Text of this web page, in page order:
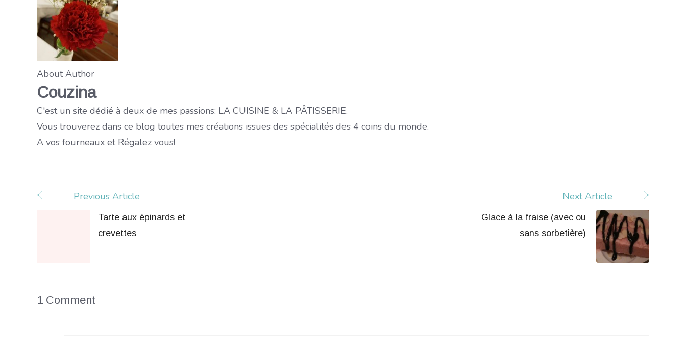
About Author
Couzina
C'est un site dédié à deux de mes passions: LA CUISINE & LA PÂTISSERIE.
Vous trouverez dans ce blog toutes mes créations issues des spécialités des 4 coins du monde.
A vos fourneaux et Régalez vous!
Post
Navigation
Previous Article
Tarte aux épinards et
crevettes
Next Article
Glace à la fraise (avec ou
sans sorbetière)
1 Comment